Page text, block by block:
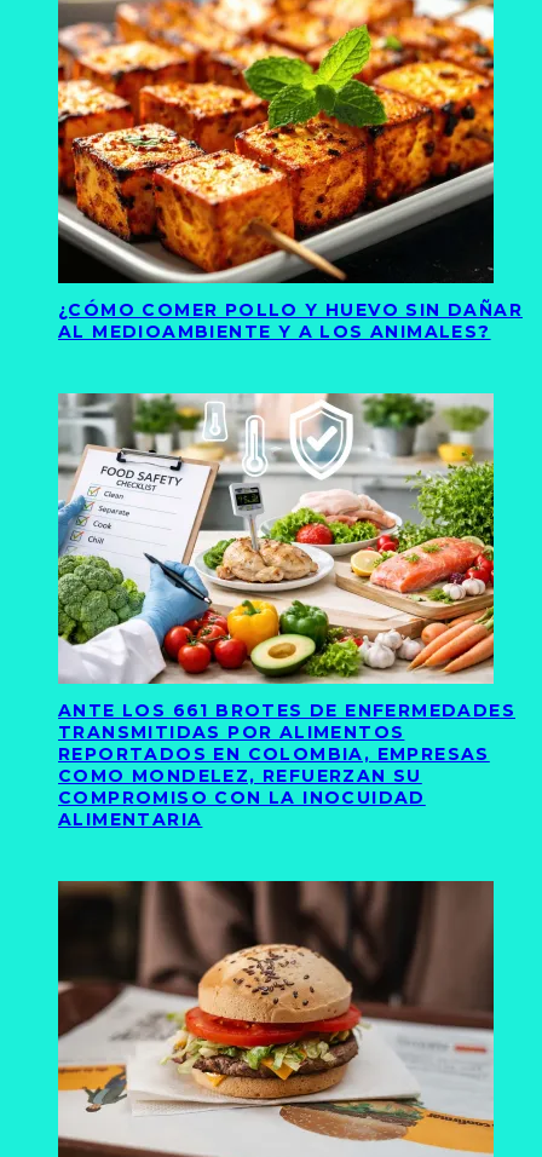
¿CÓMO COMER POLLO Y HUEVO SIN DAÑAR
AL MEDIOAMBIENTE Y A LOS ANIMALES?
ANTE LOS 661 BROTES DE ENFERMEDADES
TRANSMITIDAS POR ALIMENTOS
REPORTADOS EN COLOMBIA, EMPRESAS
COMO MONDELEZ, REFUERZAN SU
COMPROMISO CON LA INOCUIDAD
ALIMENTARIA